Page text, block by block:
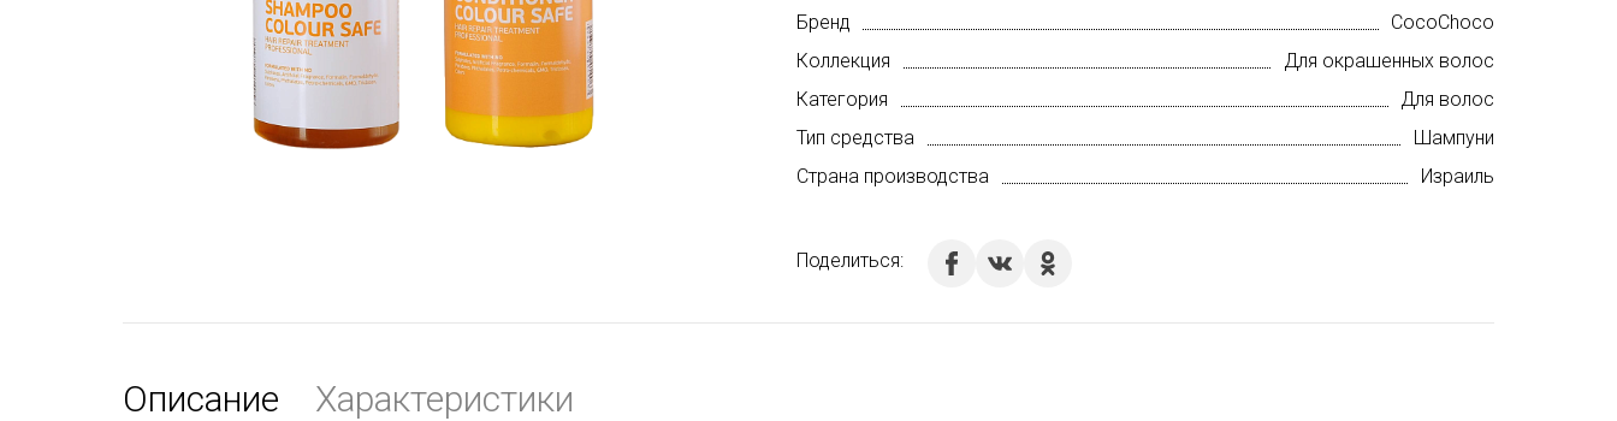
Бренд
CocoChoco
Коллекция
Для окрашенных волос
Категория
Для волос
Тип средства
Шампуни
Страна производства
Израиль
Поделиться:
Описание Характеристики